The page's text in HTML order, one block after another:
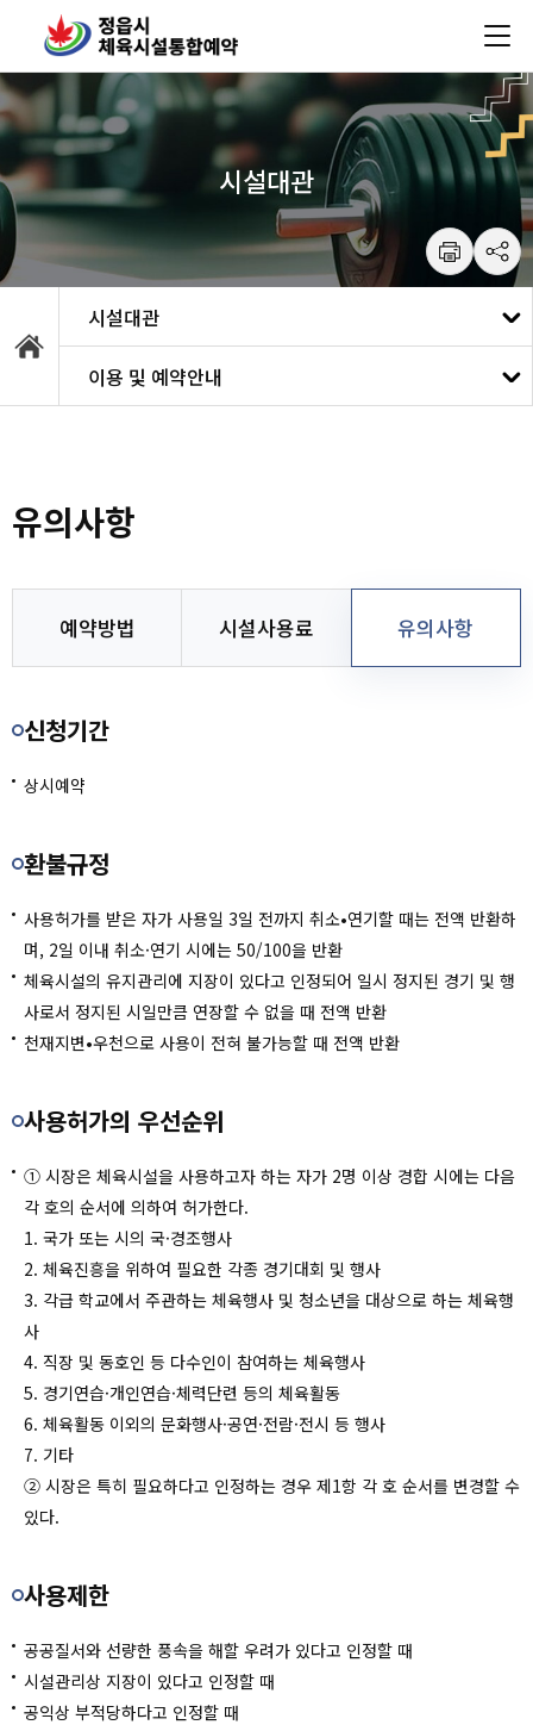
건
너
기
메
뉴
주메뉴 바로가기
본문 바로가기
시설대관
수영ㆍ헬스장
참여공간
마이페이지
회원메뉴
이용 및 예약안내
유의사항
예약방법 시설사용료 유의사항
신청기간
상시예약
환불규정
사용허가를 받은 자가 사용일 3일 전까지 취소•연기할 때는 전액 반환하
며, 2일 이내 취소·연기 시에는 50/100을 반환
체육시설의 유지관리에 지장이 있다고 인정되어 일시 정지된 경기 및 행
사로서 정지된 시일만큼 연장할 수 없을 때 전액 반환
천재지변•우천으로 사용이 전혀 불가능할 때 전액 반환
사용허가의 우선순위
① 시장은 체육시설을 사용하고자 하는 자가 2명 이상 경합 시에는 다음
각 호의 순서에 의하여 허가한다.
1. 국가 또는 시의 국·경조행사
2. 체육진흥을 위하여 필요한 각종 경기대회 및 행사
3. 각급 학교에서 주관하는 체육행사 및 청소년을 대상으로 하는 체육행
사
4. 직장 및 동호인 등 다수인이 참여하는 체육행사
5. 경기연습·개인연습·체력단련 등의 체육활동
6. 체육활동 이외의 문화행사·공연·전람·전시 등 행사
7. 기타
② 시장은 특히 필요하다고 인정하는 경우 제1항 각 호 순서를 변경할 수
있다.
사용제한
공공질서와 선량한 풍속을 해할 우려가 있다고 인정할 때
시설관리상 지장이 있다고 인정할 때
공익상 부적당하다고 인정할 때